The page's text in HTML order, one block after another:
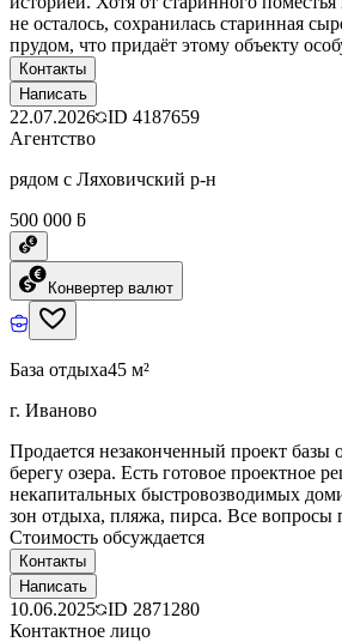
не осталось, сохранилась старинная
прудом, что придаёт этому объекту
Контакты
Написать
22.07.2026 ID 4187659
Агентство
рядом с Ляховичский р-н
500 000 ƃ
Конвертер валют
База отдыха45 м²
г. Иваново
Продается незаконченный проект базы
берегу озера. Есть готовое проектное
некапитальных быстровозводимых
зон отдыха, пляжа, пирса. Все вопросы
Стоимость обсуждается
Контакты
Написать
10.06.2025 ID 2871280
Контактное лицо